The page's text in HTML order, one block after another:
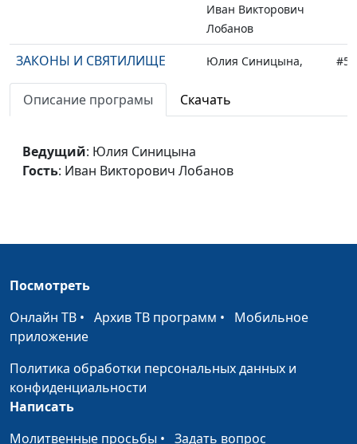
Иван Викторович
Лобанов
ЗАКОНЫ И СВЯТИЛИЩЕ
БОЖЬЕ
Юлия Синицына,
Лобанов
Лобанов
Лобанов
Лобанов
Пятикнижие: обзор и
авторство
Иван Викторович
БОГ ДОСТОЙНЫЙ
ПОКЛОНЕНИЯ
Зайцев Евгений
Описание програмы Скачать
Ведущий: Юлия Синицына
Гость: Иван Викторович Лобанов
Посмотреть
Онлайн ТВ • Архив ТВ программ • Мобильное
приложение
Политика обработки персональных данных и
конфиденциальности
Написать
Молитвенные просьбы • Задать вопрос